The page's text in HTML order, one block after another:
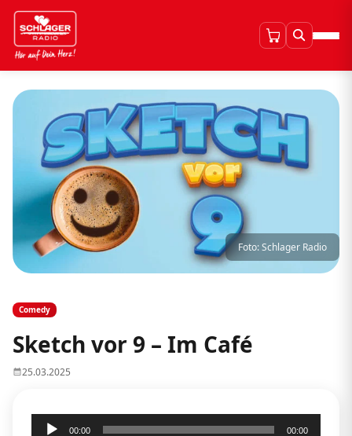
Foto: Schlager Radio
Comedy
Sketch vor 9 – Im Café
25.03.2025
Audio-
00:00 00:00